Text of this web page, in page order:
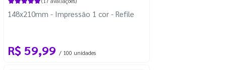
148x210mm - Impressão 1 cor - Refile
R$ 59,99 / 100 unidades